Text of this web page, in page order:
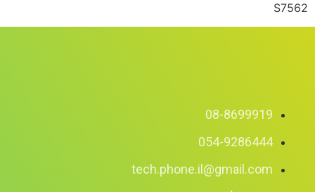
08-8699919
054-9286444
tech.phone.il@gmail.com